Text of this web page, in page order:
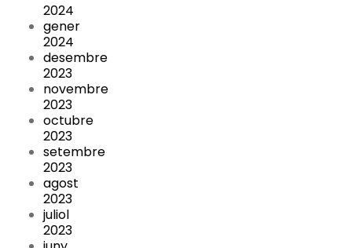
2024
gener
2024
desembre
2023
novembre
2023
octubre
2023
setembre
2023
agost
2023
juliol
2023